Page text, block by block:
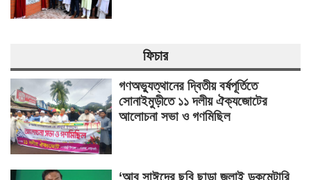
ফিচার
গণঅভ্যুত্থানের দ্বিতীয় বর্ষপূর্তিতে
সোনাইমুড়ীতে ১১ দলীয় ঐক্যজোটের
আলোচনা সভা ও গণমিছিল